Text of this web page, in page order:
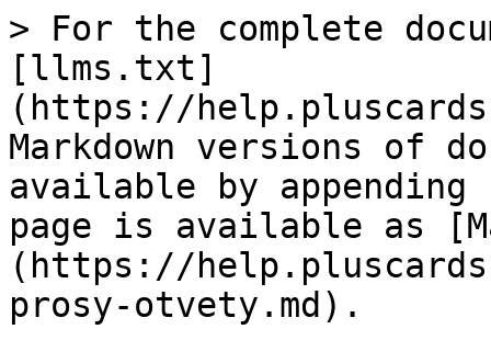
> For the complete
[llms.txt]
(https://
Markdown versions of
available by
page is available as
(https://
prosy-otvety.md).